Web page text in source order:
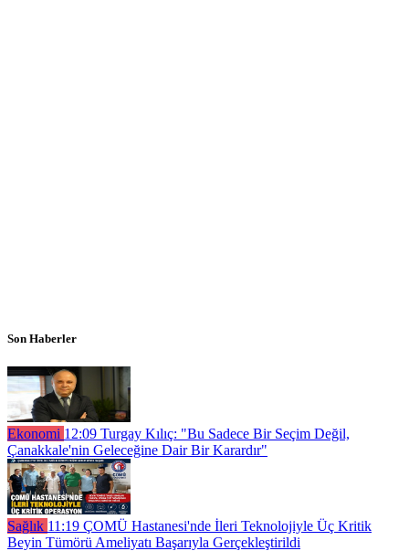
Son Haberler
Ekonomi 12:09 Turgay Kılıç: "Bu Sadece Bir Seçim Değil,
Çanakkale'nin Geleceğine Dair Bir Karardır"
Sağlık 11:19 ÇOMÜ Hastanesi'nde İleri Teknolojiyle Üç Kritik
Beyin Tümörü Ameliyatı Başarıyla Gerçekleştirildi